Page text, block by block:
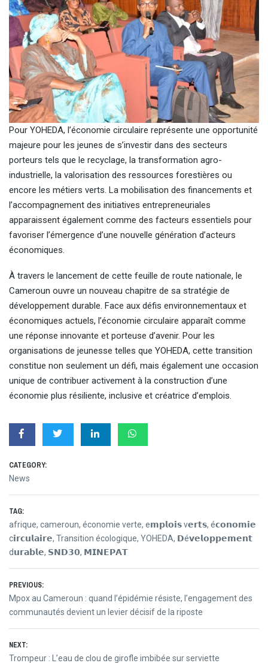
Pour YOHEDA, l’économie circulaire représente une opportunité
majeure pour les jeunes de s’investir dans des secteurs
porteurs tels que le recyclage, la transformation agro-
industrielle, la valorisation des ressources forestières ou
encore les métiers verts. La mobilisation des financements et
l’accompagnement des initiatives entrepreneuriales
apparaissent également comme des facteurs essentiels pour
favoriser l’émergence d’une nouvelle génération d’acteurs
économiques.
À travers le lancement de cette feuille de route nationale, le
Cameroun ouvre un nouveau chapitre de sa stratégie de
développement durable. Face aux défis environnementaux et
économiques actuels, l’économie circulaire apparaît comme
une réponse innovante et porteuse d’avenir. Pour les
organisations de jeunesse telles que YOHEDA, cette transition
constitue non seulement un défi, mais également une occasion
unique de contribuer activement à la construction d’une
économie plus résiliente, inclusive et créatrice d’emplois.
CATEGORY:
News
TAG:
afrique, cameroun, économie verte, e𝗺𝗽𝗹𝗼𝗶𝘀 v𝗲𝗿𝘁𝘀, é𝗰𝗼𝗻𝗼𝗺𝗶𝗲
c𝗶𝗿𝗰𝘂𝗹𝗮𝗶𝗿𝗲, Transition écologique, YOHEDA, 𝗗é𝘃𝗲𝗹𝗼𝗽𝗽𝗲𝗺𝗲𝗻𝘁
d𝘂𝗿𝗮𝗯𝗹𝗲, 𝗦𝗡𝗗𝟯𝟬, 𝗠𝗜𝗡𝗘𝗣𝗔𝗧
Post
navigation
PREVIOUS:
Previous
post:
Mpox au Cameroun : quand l’épidémie résiste, l’engagement des
communautés devient un levier décisif de la riposte
NEXT:
Next
Trompeur : L’eau de clou de girofle imbibée sur serviette